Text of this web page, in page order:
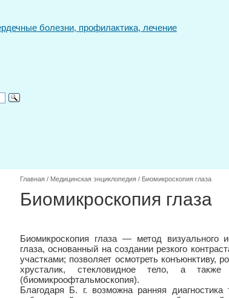
Главная / Медицинская энциклопедия / Биомикроскопия глаза
Биомикроскопия глаза
Биомикроскопия глаза — метод визуального
глаза, основанный на создании резкого
участками; позволяет осмотреть конъюнктиву,
хрусталик, стекловидное тело, а
(биомикроофтальмоскопия).
Благодаря Б. г. возможна ранняя